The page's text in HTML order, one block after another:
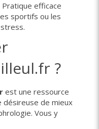
Pratique efficace
sportifs ou les
?
est une ressource
de mieux
Vous y